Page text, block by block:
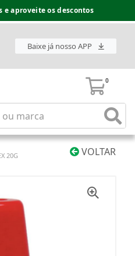
e aproveite os descontos
Baixe já nosso APP
0
VOLTAR
20G